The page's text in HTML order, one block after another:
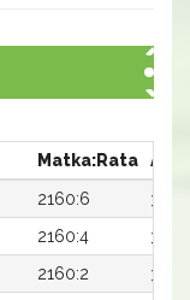
Matka:Rata
Aika
2160:6
31,5x
2160:4
31,9
2160:2
31,9